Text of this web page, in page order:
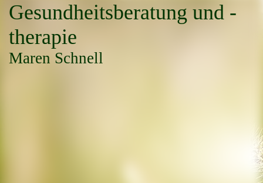
Gesundheitsberatung und -
therapie
Maren Schnell